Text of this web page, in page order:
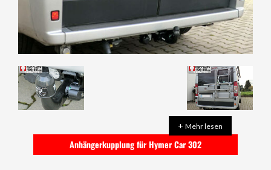
+ Mehr lesen
Anhängerkupplung für Hymer Car 302